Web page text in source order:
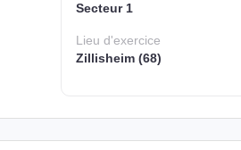
Secteur 1
Lieud'exercice
Zillisheim (68)